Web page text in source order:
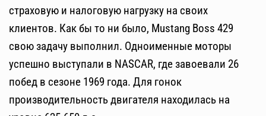
страховую и налоговую нагрузку на своих
клиентов. Как бы то ни было, Mustang Boss 429
свою задачу выполнил. Одноименные моторы
успешно выступали в NASCAR, где завоевали 26
побед в сезоне 1969 года. Для гонок
производительность двигателя находилась на